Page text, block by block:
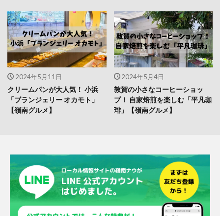
2024年5月11日
クリームパンが大人気！ 小浜
「ブランジェリー オカモト」
【嶺南グルメ】
2024年5月4日
敦賀の小さなコーヒーショッ
プ！ 自家焙煎を楽しむ「平凡珈
琲」【嶺南グルメ】